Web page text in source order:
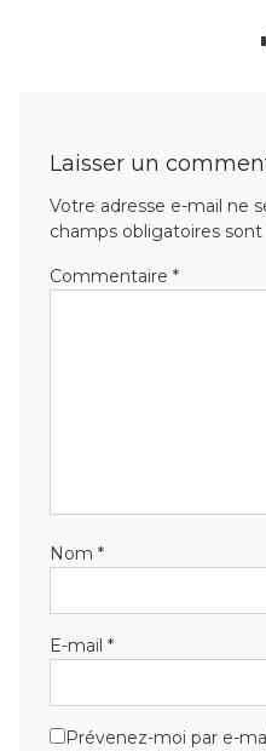
Laisser un
Votre adresse e-mail ne
champs obligatoires
Commentaire *
Nom *
E-mail *
Prévenez-moi par e-